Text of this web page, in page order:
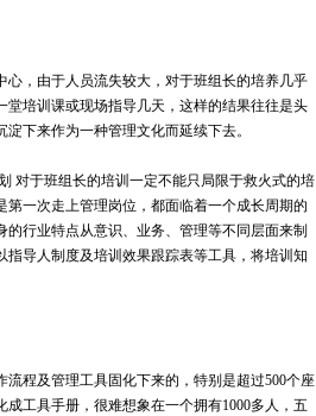
，由于人员流失较大，对于班组长的培养几乎
培训课或现场指导几天，这样的结果往往是头
下来作为一种管理文化而延续下去。
对于班组长的培训一定不能只局限于救火式的培
一次走上管理岗位，都面临着一个成长周期的
行业特点从意识、业务、管理等不同层面来制
导人制度及培训效果跟踪表等工具，将培训知
程及管理工具固化下来的，特别是超过500个座
工具手册，很难想象在一个拥有1000多人，五